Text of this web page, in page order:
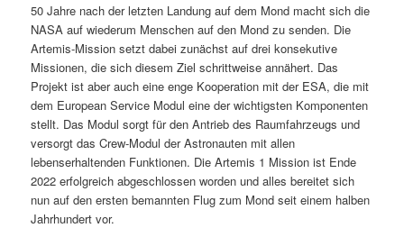
n
h
a
l
t
s
n
I
n
h
a
l
50 Jahre nach der letzten Landung auf dem Mond macht sich die
NASA auf wiederum Menschen auf den Mond zu senden. Die
Artemis-Mission setzt dabei zunächst auf drei konsekutive
Missionen, die sich diesem Ziel schrittweise annähert. Das
Projekt ist aber auch eine enge Kooperation mit der ESA, die mit
dem European Service Modul eine der wichtigsten Komponenten
stellt. Das Modul sorgt für den Antrieb des Raumfahrzeugs und
versorgt das Crew-Modul der Astronauten mit allen
lebenserhaltenden Funktionen. Die Artemis 1 Mission ist Ende
2022 erfolgreich abgeschlossen worden und alles bereitet sich
nun auf den ersten bemannten Flug zum Mond seit einem halben
Jahrhundert vor.